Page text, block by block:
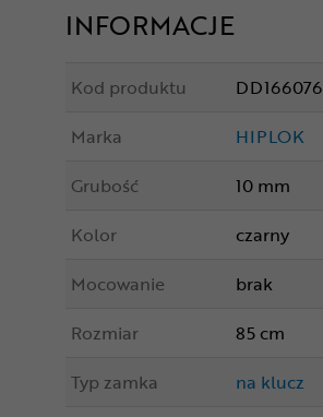
INFORMACJE
Kod produktu
DD166076
Marka
HIPLOK
Grubość
10 mm
Kolor
czarny
Mocowanie
brak
Rozmiar
85 cm
Typ zamka
na klucz